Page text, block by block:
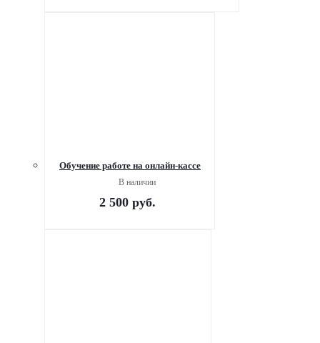
Обучение работе на онлайн-кассе
В наличии
2 500 руб.